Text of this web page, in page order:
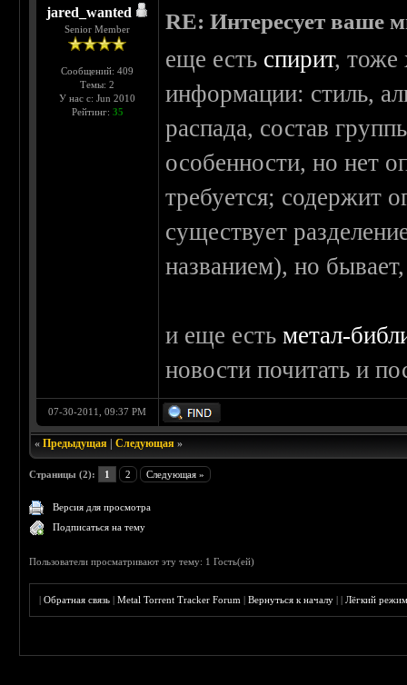
jared_wanted
Senior Member
Сообщений: 409
Темы: 2
У нас с: Jun 2010
Рейтинг: 35
RE: Интересует ваше
еще есть спирит, тоже
информации: стиль,
распада, состав
особенности, но нет
требуется; содержит
существует
названием), но
и еще естьметал-
новости почитать и
07-30-2011, 09:37 PM
«Предыдущая |Следующая »
Страницы (2): 1 2 Следующая »
Версия для просмотра
Подписаться на тему
Пользователи просматривают эту тему: 1 Гость(ей)
|Обратная связь |Metal Torrent Tracker Forum |Вернуться к началу ||Лёгкий